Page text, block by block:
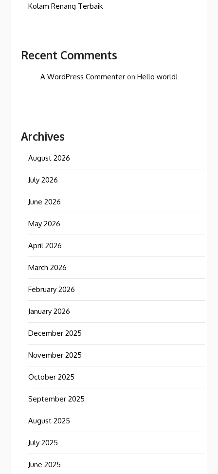
Kolam Renang Terbaik
Recent Comments
A WordPress Commenter onHello world!
Archives
August 2026
July 2026
June 2026
May 2026
April 2026
March 2026
February 2026
January 2026
December 2025
November 2025
October 2025
September 2025
August 2025
July 2025
June 2025